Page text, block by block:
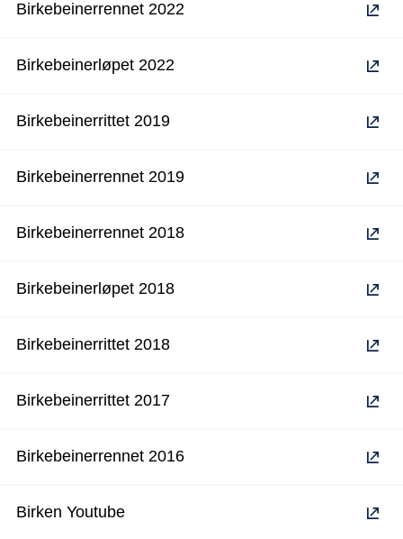
Birkebeinerrennet 2022
Birkebeinerløpet 2022
Birkebeinerrittet 2019
Birkebeinerrennet 2019
Birkebeinerrennet 2018
Birkebeinerløpet 2018
Birkebeinerrittet 2018
Birkebeinerrittet 2017
Birkebeinerrennet 2016
Birken Youtube